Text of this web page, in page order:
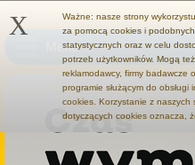
Menu
X
Ważne: nasze strony
za pomocą cookies i
statystycznych oraz w celu
potrzeb użytkowników. Mogą
reklamodawcy, firmy badawcze
programie służącym do
cookies. Korzystanie z naszych
dotyczących cookies oznacza,